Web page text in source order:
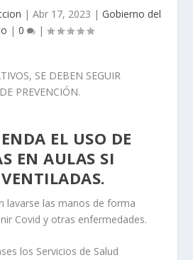
| Abr 17, 2023 | Gobierno del
| 0 |
EL USO DE
EN AULAS SI
lavarse las manos de forma
Covid y otras enfermedades.
los Servicios de Salud